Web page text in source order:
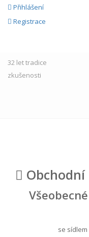
Přihlášení
Registrace
32 lettradice
zkušenosti
se